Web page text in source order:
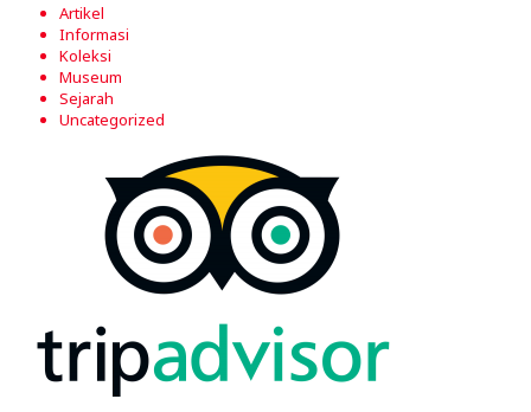
Artikel
Informasi
Koleksi
Museum
Sejarah
Uncategorized